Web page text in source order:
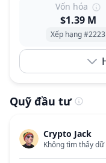
Vốn hóa
$1.39 M
Xếp hạng #2223
Quỹ đầu tư
Crypto Jack
Không tìm thấy